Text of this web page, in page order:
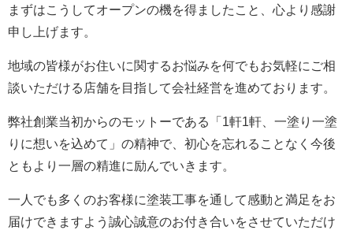
まずはこうしてオープンの機を得ましたこと、心より感謝
申し上げます。
地域の皆様がお住いに関するお悩みを何でもお気軽にご相
談いただける店舗を目指して会社経営を進めております。
弊社創業当初からのモットーである「1軒1軒、一塗り一塗
りに想いを込めて」の精神で、初心を忘れることなく今後
ともより一層の精進に励んでいきます。
一人でも多くのお客様に塗装工事を通して感動と満足をお
届けできますよう誠心誠意のお付き合いをさせていただけ